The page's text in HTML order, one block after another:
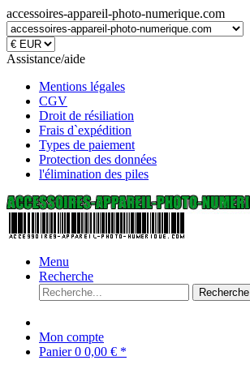
accessoires-appareil-photo-numerique.com
Assistance/aide
Mentions légales
CGV
Droit de résiliation
Frais d`expédition
Types de paiement
Protection des données
l'élimination des piles
Menu
Recherche
Recherche
Mon compte
Panier0 0,00 € *